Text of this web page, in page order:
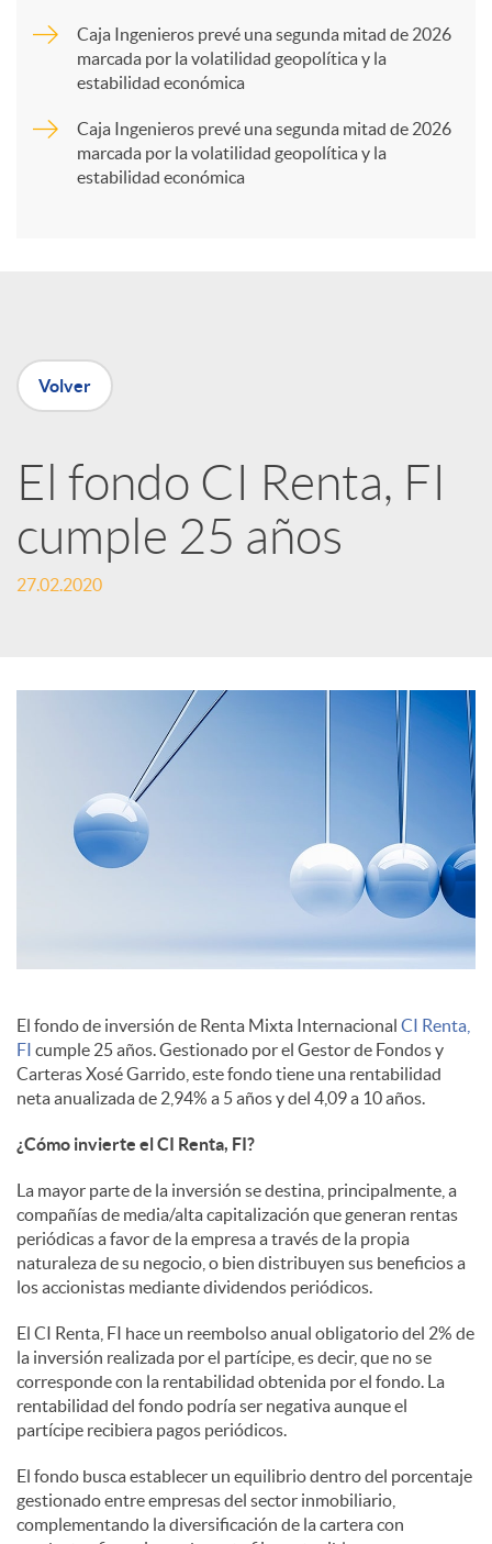
n
e
d
a
l
e
s
Caja Ingenieros prevé una segunda mitad de 2026
marcada por la volatilidad geopolítica y la
estabilidad económica
Caja Ingenieros prevé una segunda mitad de 2026
marcada por la volatilidad geopolítica y la
estabilidad económica
Volver
El fondo CI Renta, FI
cumple 25 años
27.02.2020
El fondo de inversión de Renta Mixta Internacional CI Renta,
FI cumple 25 años. Gestionado por el Gestor de Fondos y
Carteras Xosé Garrido, este fondo tiene una rentabilidad
neta anualizada de 2,94% a 5 años y del 4,09 a 10 años.
¿Cómo invierte el CI Renta, FI?
La mayor parte de la inversión se destina, principalmente, a
compañías de media/alta capitalización que generan rentas
periódicas a favor de la empresa a través de la propia
naturaleza de su negocio, o bien distribuyen sus beneficios a
los accionistas mediante dividendos periódicos.
El CI Renta, FI hace un reembolso anual obligatorio del 2% de
la inversión realizada por el partícipe, es decir, que no se
corresponde con la rentabilidad obtenida por el fondo. La
rentabilidad del fondo podría ser negativa aunque el
partícipe recibiera pagos periódicos.
El fondo busca establecer un equilibrio dentro del porcentaje
gestionado entre empresas del sector inmobiliario,
complementando la diversificación de la cartera con